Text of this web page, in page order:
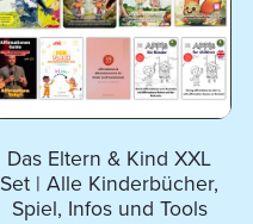
Das Eltern & Kind XXL
Set | Alle Kinderbücher,
Spiel, Infos und Tools